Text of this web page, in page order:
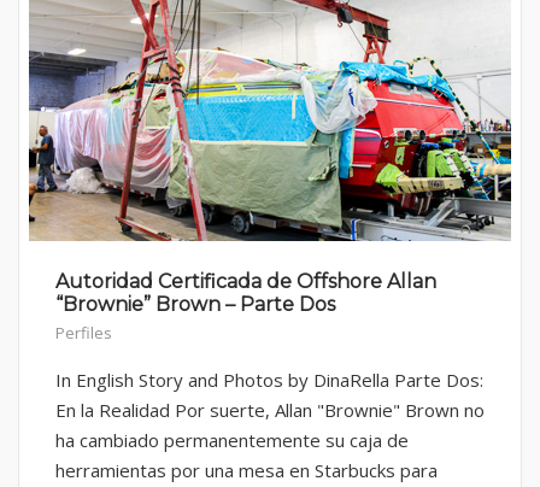
Autoridad Certificada de Offshore Allan
“Brownie” Brown – Parte Dos
Perfiles
In English Story and Photos by DinaRella Parte Dos:
En la Realidad Por suerte, Allan "Brownie" Brown no
ha cambiado permanentemente su caja de
herramientas por una mesa en Starbucks para